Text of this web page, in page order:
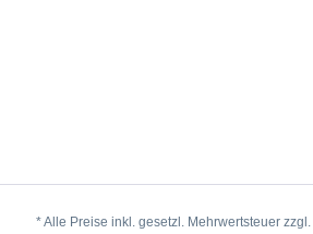
* Alle Preise inkl. gesetzl. Mehrwertsteuer zzgl.